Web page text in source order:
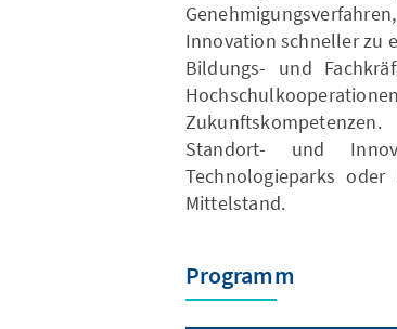
Innovation schneller zu
Bildungs- und
Zukunftskompetenzen.
Standort- und
Technologieparks
Mittelstand.
Programm